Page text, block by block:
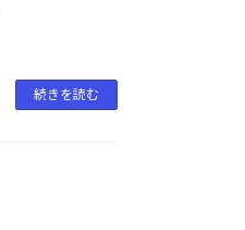
続きを読む